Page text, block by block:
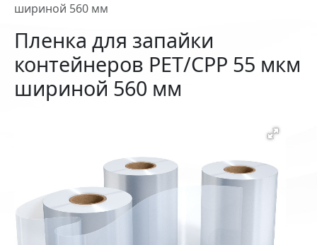
шириной 560 мм
Пленка для запайки
контейнеров PET/CPP 55 мкм
шириной 560 мм